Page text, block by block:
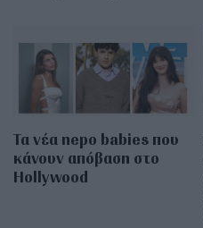
Τα νέα nepo babies που
κάνουν απόβαση στο
Hollywood